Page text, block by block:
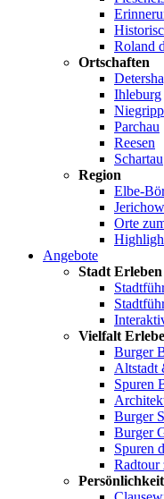
Roland
Ortschaften
Ihleburg
Niegripp
Parchau
Reesen
Schartau
Region
Elbe-
Orte
Angebote
Stadt Erleben
Vielfalt
Burger
Altstadt
Spuren
Burger
Burger
Spuren
Radtour